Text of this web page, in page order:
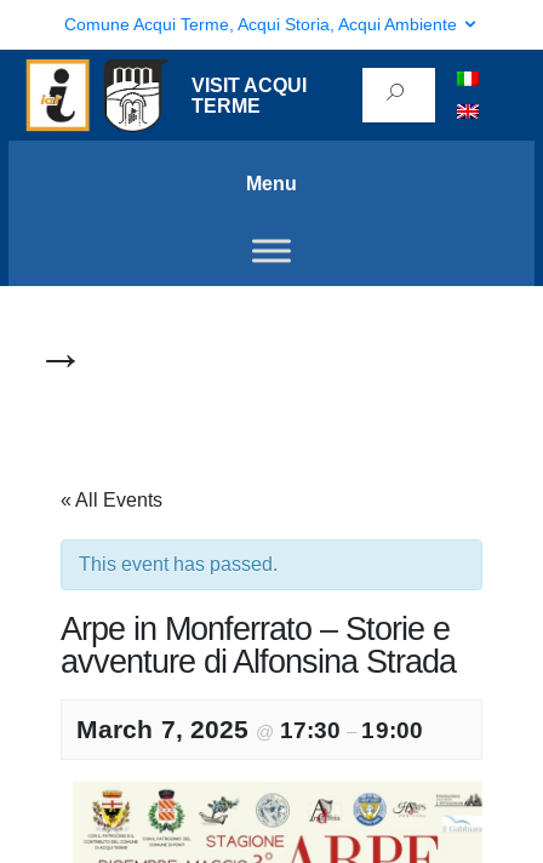
Comune Acqui Terme, Acqui Storia, Acqui Ambiente
VISIT ACQUI
TERME
Menu
→
« All Events
This event has passed.
Arpe in Monferrato – Storie e
avventure di Alfonsina Strada
March 7, 2025 @ 17:30– 19:00